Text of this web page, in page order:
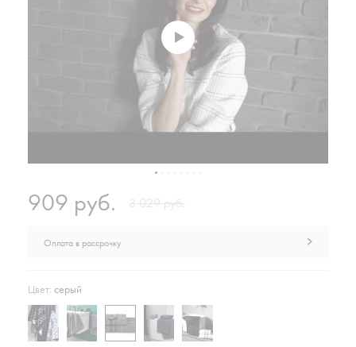
909 руб. 3 029 руб.
Оплата в рассрочку
Цвет: серый